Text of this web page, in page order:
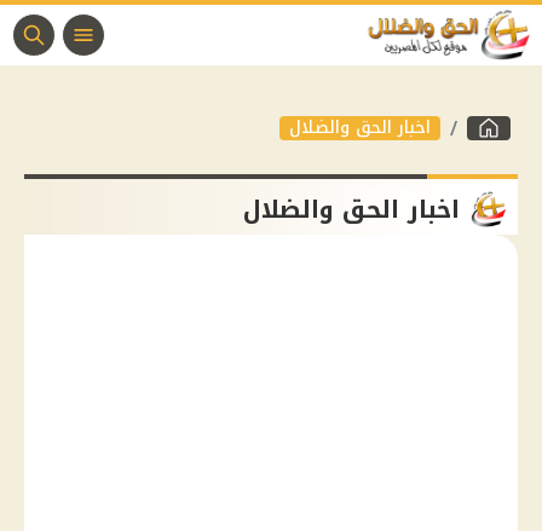
اخبار الحق والضلال
اخبار الحق والضلال